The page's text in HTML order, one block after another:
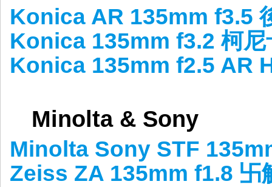
Konica AR 135mm f3.5
Konica 135mm f3.2 柯尼
Konica 135mm f2.5 AR
Minolta & Sony
Minolta Sony STF
Zeiss ZA 135mm f1.8 卐